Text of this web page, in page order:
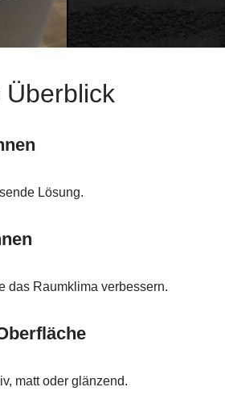
Lösung.
das Raumklima verbessern.
matt oder glänzend.